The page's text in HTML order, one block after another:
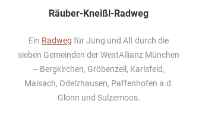
Räuber-Kneißl-Radweg
Ein Radweg für Jung und Alt durch die
sieben Gemeinden der WestAllianz München
– Bergkirchen, Gröbenzell, Karlsfeld,
Maisach, Odelzhausen, Paffenhofen a.d.
Glonn und Sulzemoos.